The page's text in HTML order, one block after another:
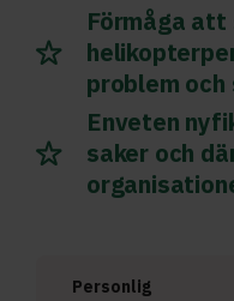
Förmåga
problem
Enveten
saker och
Personlig